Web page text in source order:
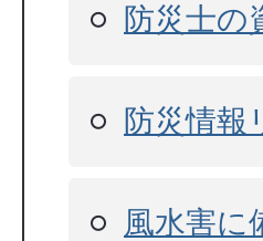
防災士の
防災情報
風水害に